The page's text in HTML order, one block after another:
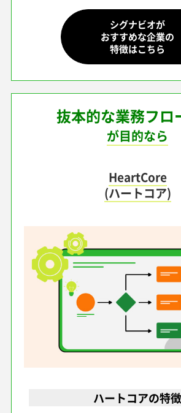
抜本的な業務フロ
が目的なら
HeartCore
(ハートコア)
ハートコアの特徴
シグナビオが
おすすめな企業の
特徴はこちら